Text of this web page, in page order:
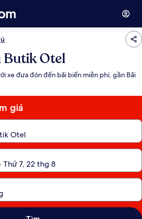
Butik Otel
xe đưa đón đến bãi biển miễn phí, gần Bãi
giá